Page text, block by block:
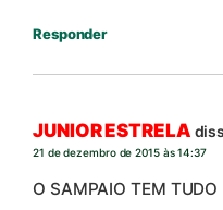
Responder
JUNIOR ESTRELA
21 de dezembro de 2015 às 14:37
O SAMPAIO TEM TUDO